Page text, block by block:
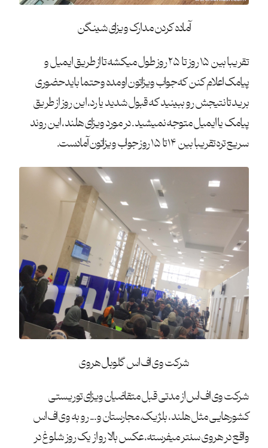
آماده کردن مدارک ویزای شینگن
تقریبا بین ۱۵ روز تا ۲۵ روز طول میکشه تا از طریق ایمیل و
پیامک اعلام کنن که جواب ویزاتون اومده و حتما باید حضوری
برید تا نتیجش رو ببینید که قبول شدید یا رد، این روز از طریق
پیامک یا ایمیل متوجه نمیشید. در مورد ویزای هلند، این روند
سریع تره تقریبا بین ۱۴ تا ۱۵ روز جواب ویزاتون آمادست.
شرکت وی اف اس گلوبال هروی
شرکت وی اف اس از مدتی قبل متقاضیان ویزای توریستی
کشورهایی مثل هلند، بلژیک، مجارستان و... رو به وی اف اس
واقع در هروی سنتر میفرسته، عکس بالا رو از یک روز شلوغ در